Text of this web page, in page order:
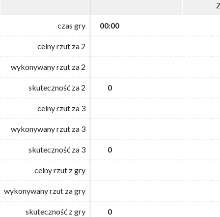
czas gry 00:00
celny rzut za 2
wykonywany rzut za 2
skuteczność za 2 0
celny rzut za 3
wykonywany rzut za 3
skuteczność za 3 0
celny rzut z gry
wykonywany rzut za gry
skuteczność z gry 0
czas gry 00:00
celny rzut za 2
wykonywany rzut za 2
skuteczność za 2 0
celny rzut za 3
wykonywany rzut za 3
skuteczność za 3 0
celny rzut z gry
wykonywany rzut za gry
skuteczność z gry 0